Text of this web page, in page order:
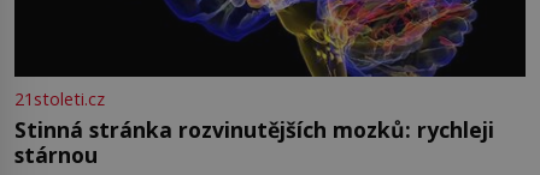
21stoleti.cz
Stinná stránka rozvinutějších mozků: rychleji
stárnou